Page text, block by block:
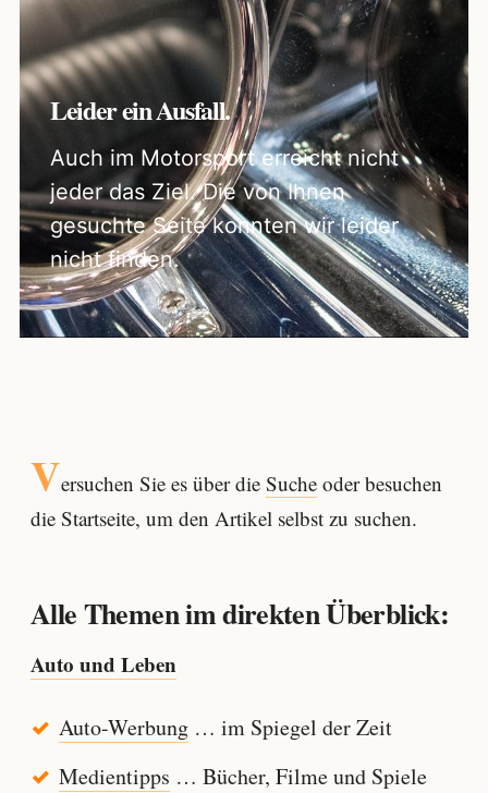
Leider ein Ausfall.
Auch im Motorsport erreicht nicht
jeder das Ziel. Die von Ihnen
gesuchte Seite konnten wir leider
nicht finden.
Versuchen Sie es über die Sucheoder besuchen
die Startseite, um den Artikel selbst zu suchen.
Alle Themen im direkten Überblick:
Auto und Leben
Auto-Werbung… im Spiegel der Zeit
Medientipps … Bücher, Filme und Spiele